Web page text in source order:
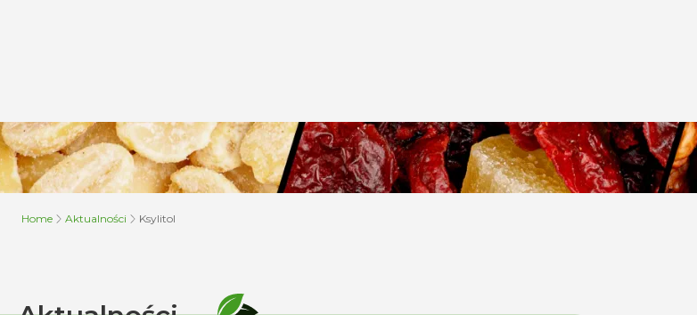
Home Aktualności Ksylitol